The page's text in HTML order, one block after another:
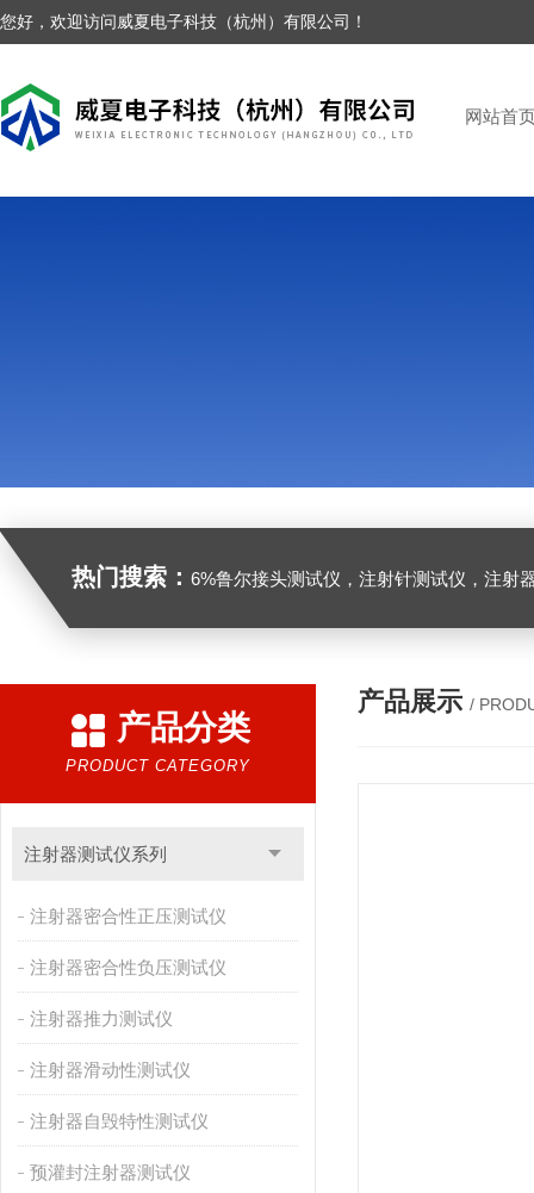
您好，欢迎访问威夏电子科技（杭州）有限公司！
网站首
热门搜索： 6%鲁尔接头测试仪，注射针测试仪，注射器测试仪，缝合针测试仪，缝合线测试仪，导管测
产品分类
PRODUCT CATEGORY
注射器测试仪系列
注射器密合性正压测试仪
注射器密合性负压测试仪
注射器推力测试仪
注射器滑动性测试仪
注射器自毁特性测试仪
预灌封注射器测试仪
产品展示 /